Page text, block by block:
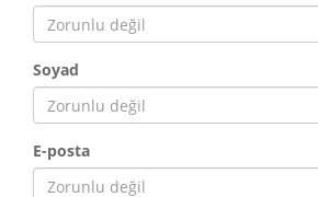
Soyad
E-posta